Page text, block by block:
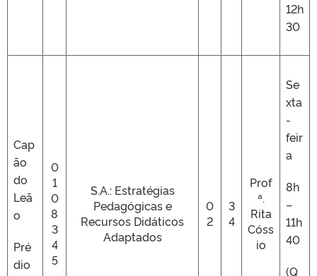
12h
30
Cap
ão
do
Leã
o
Pré
dio
0
1
0
8
3
4
5
S.A.: Estratégias
Pedagógicas e
Recursos Didáticos
Adaptados
0
2
3
4
Prof
ª.
Rita
Cóss
io
Se
xta
-
feir
a
8h
–
11h
40
(Q